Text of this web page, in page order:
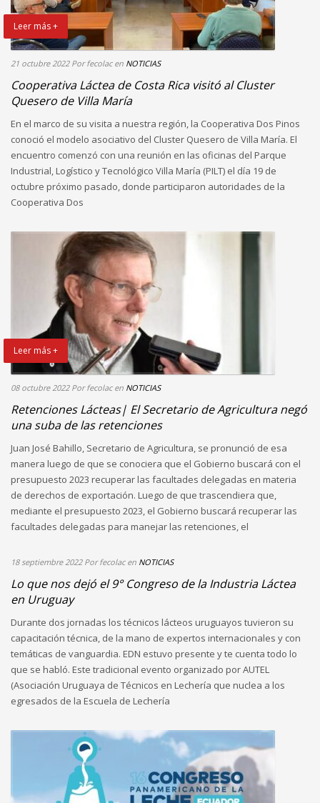
Leer más +
21 octubre 2022 Por fecolac en NOTICIAS
Cooperativa Láctea de Costa Rica visitó al Cluster
Quesero de Villa María
En el marco de su visita a nuestra región, la Cooperativa Dos Pinos
conoció el modelo asociativo del Cluster Quesero de Villa María. El
encuentro comenzó con una reunión en las oficinas del Parque
Industrial, Logístico y Tecnológico Villa María (PILT) el día 19 de
octubre próximo pasado, donde participaron autoridades de la
Cooperativa Dos
Leer más +
08 octubre 2022 Por fecolac en NOTICIAS
Retenciones Lácteas| El Secretario de Agricultura negó
una suba de las retenciones
Juan José Bahillo, Secretario de Agricultura, se pronunció de esa
manera luego de que se conociera que el Gobierno buscará con el
presupuesto 2023 recuperar las facultades delegadas en materia
de derechos de exportación. Luego de que trascendiera que,
mediante el presupuesto 2023, el Gobierno buscará recuperar las
facultades delegadas para manejar las retenciones, el
18 septiembre 2022 Por fecolac en NOTICIAS
Lo que nos dejó el 9° Congreso de la Industria Láctea
en Uruguay
Durante dos jornadas los técnicos lácteos uruguayos tuvieron su
capacitación técnica, de la mano de expertos internacionales y con
temáticas de vanguardia. EDN estuvo presente y te cuenta todo lo
que se habló. Este tradicional evento organizado por AUTEL
(Asociación Uruguaya de Técnicos en Lechería que nuclea a los
egresados de la Escuela de Lechería